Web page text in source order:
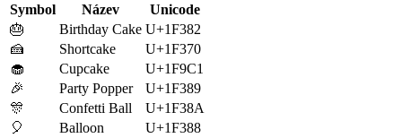
Symbol Název
Unicode
🎂
Birthday Cake U+1F382
🍰
Shortcake
U+1F370
🧁
Cupcake
U+1F9C1
🎉
Party Popper
U+1F389
🎊
Confetti Ball
U+1F38A
🎈
Balloon
U+1F388